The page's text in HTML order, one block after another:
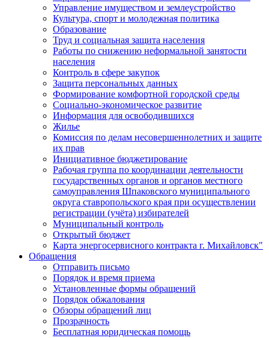
Управление имуществом и землеустройство
Культура, спорт и молодежная политика
Образование
Труд и социальная защита населения
Работы по снижению неформальной занятости
населения
Контроль в сфере закупок
Защита персональных данных
Формирование комфортной городской среды
Социально-экономическое развитие
Информация для освободившихся
Жилье
Комиссия по делам несовершеннолетних и защите
их прав
Инициативное бюджетирование
Рабочая группа по координации деятельности
государственных органов и органов местного
самоуправления Шпаковского муниципального
округа ставропольского края при осуществлении
регистрации (учёта) избирателей
Муниципальный контроль
Открытый бюджет
Карта энергосервисного контракта г. Михайловск"
Обращения
Отправить письмо
Порядок и время приема
Установленные формы обращений
Порядок обжалования
Обзоры обращений лиц
Прозрачность
Бесплатная юридическая помощь